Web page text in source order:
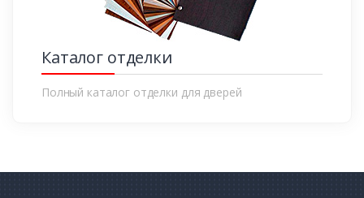
Каталог отделки
Полный каталог отделки для дверей